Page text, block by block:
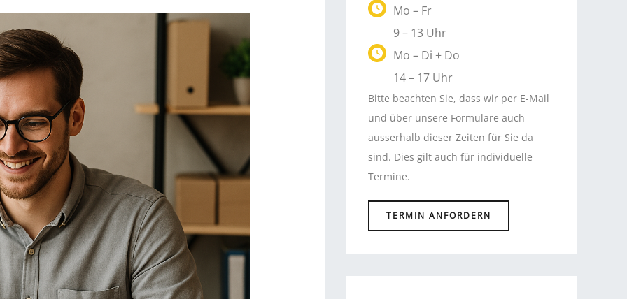
Mo – Fr
9 – 13 Uhr
Mo – Di + Do
14 – 17 Uhr
Bitte beachten Sie, dass wir per E-Mail
und über unsere Formulare auch
ausserhalb dieser Zeiten für Sie da
sind. Dies gilt auch für individuelle
Termine.
TERMIN ANFORDERN